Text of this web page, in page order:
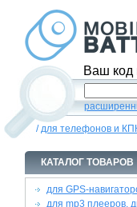
Ваш код
/для телефонов и
КАТАЛОГ ТОВАРОВ
для GPS-
для mp3 плееров,